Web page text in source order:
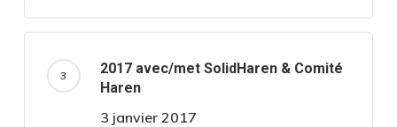
2017 avec/met SolidHaren & Comité
Haren
3 janvier 2017